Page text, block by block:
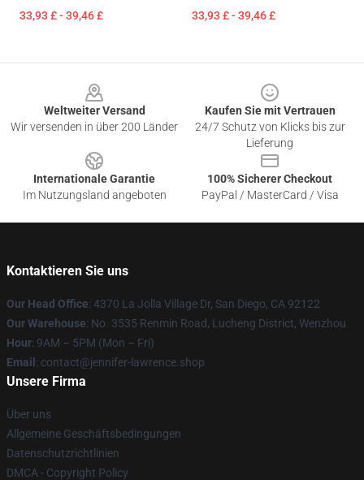
33,93 £ - 39,46 £ 33,93 £ - 39,46 £
Weltweiter Versand
Wir versenden in über 200 Länder
Kaufen Sie mit Vertrauen
24/7 Schutz von Klicks bis zur
Lieferung
Internationale Garantie
Im Nutzungsland angeboten
100% Sicherer Checkout
PayPal / MasterCard / Visa
Kontaktieren Sie uns
Our Head Office: 4370 La Jolla Village Dr, San Diego, CA 92122
Our Warehouse: No. 3535 Renmin Road, Lucheng District, Wenzhou
Hour: 9AM – 5PM (Mon – Fri)
Email : contact@jennifer-lawrence.shop
Unsere Firma
Über uns
Allgemeine Geschäftsbedingungen
Datenschutzrichtlinien
DMCA - Copyright Policy